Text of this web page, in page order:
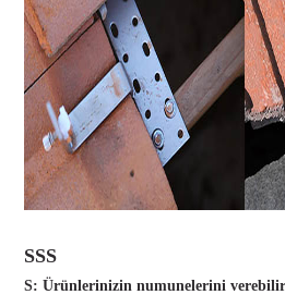
SSS
S: Ürünlerinizin numunelerini